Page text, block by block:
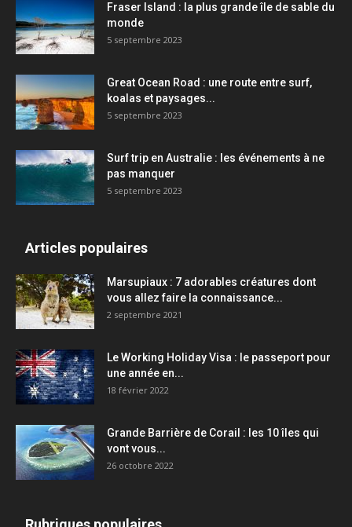
Fraser Island : la plus grande île de sable du
monde
5 septembre 2023
Great Ocean Road : une route entre surf,
koalas et paysages...
5 septembre 2023
Surf trip en Australie : les événements à ne
pas manquer
5 septembre 2023
Articles populaires
Marsupiaux : 7 adorables créatures dont
vous allez faire la connaissance...
2 septembre 2021
Le Working Holiday Visa : le passeport pour
une année en...
18 février 2022
Grande Barrière de Corail : les 10 îles qui
vont vous...
26 octobre 2022